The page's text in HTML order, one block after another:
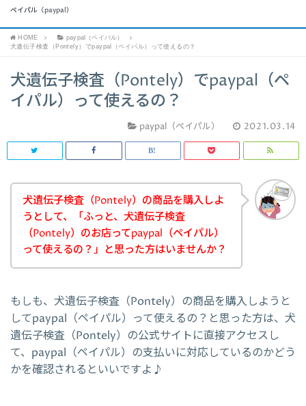
ペイパル（paypal）
HOME
paypal（ペイパル）
犬遺伝子検査（Pontely）でpaypal（ペイパル）って使えるの？
犬遺伝子検査（Pontely）でpaypal（ペ
イパル）って使えるの？
paypal（ペイパル） 2021.03.14
犬遺伝子検査（Pontely）の商品を購入しよ
うとして、「ふっと、犬遺伝子検査
（Pontely）のお店ってpaypal（ペイパル）
って使えるの？」と思った方はいませんか？
もしも、犬遺伝子検査（Pontely）の商品を購入しようと
してpaypal（ペイパル）って使えるの？と思った方は、犬
遺伝子検査（Pontely）の公式サイトに直接アクセスし
て、paypal（ペイパル）の支払いに対応しているのかどう
かを確認されるといいですよ♪